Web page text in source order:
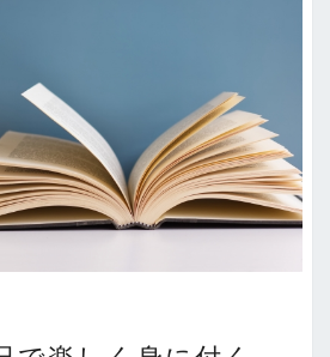
–
HOW
TO
CONVERT
R
TABLES